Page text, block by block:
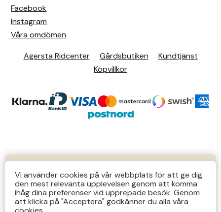
KUNDTJÄNST
Butiks- & telefontider Mån-Tors 12-14 Lör 12-14
övriga tider via e-post: order@agersta.nu
Facebook
Instagram
Våra omdömen
Agersta Ridcenter Gårdsbutiken
Kundtjänst
Köpvillkor
© 2026 Agersta.
Vi använder cookies på vår webbplats för att ge dig
den mest relevanta upplevelsen genom att komma
ihåg dina preferenser vid upprepade besök. Genom
att klicka på "Acceptera" godkänner du alla våra